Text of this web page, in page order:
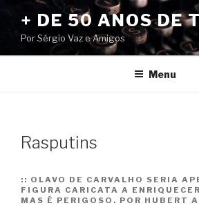
conteúdo
+ DE 50 ANOS DE
Por Sérgio Vaz e Amigos
Menu
Rasputins
:: OLAVO DE CARVALHO SERIA
FIGURA CARICATA A
MAS É PERIGOSO. POR HUBERT